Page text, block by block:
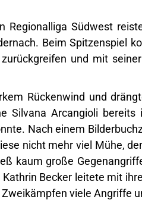
Regionalliga Südwest
Beim Spitzenspiel
und mit
Rückenwind und
Silvana Arcangioli
Nach einem
nicht mehr viel Mühe,
kaum große
Becker leitete mit
viele Angriffe